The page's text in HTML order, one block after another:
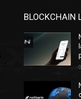
BLOCKCHAIN